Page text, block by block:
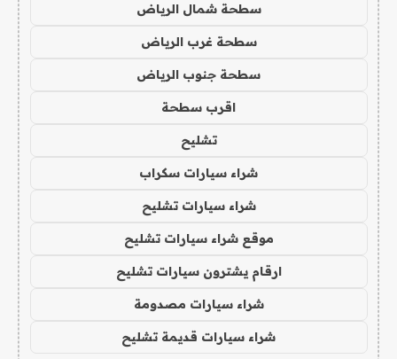
سطحة شمال الرياض
سطحة غرب الرياض
سطحة جنوب الرياض
اقرب سطحة
تشليح
شراء سيارات سكراب
شراء سيارات تشليح
موقع شراء سيارات تشليح
ارقام يشترون سيارات تشليح
شراء سيارات مصدومة
شراء سيارات قديمة تشليح